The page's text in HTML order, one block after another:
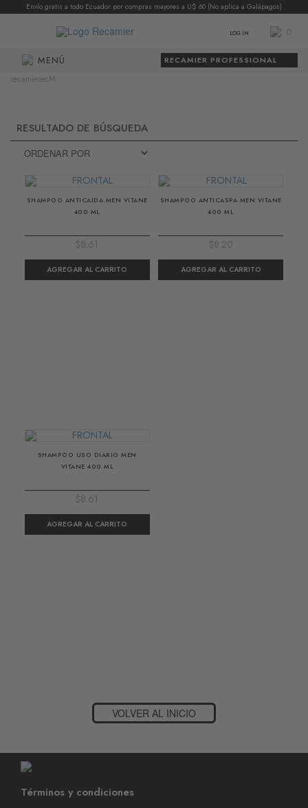
Envío gratis a todo Ecuador por compras mayores a U$ 60 (No aplica a Galápagos)
LOG IN 0
MENÚ RECAMIER PROFESSIONAL
recamierecM
SHAMPOO ANTICAIDA MEN VITANE
400 ML
$8.61
SHAMPOO ANTICASPA MEN VITANE
400 ML
$8.20
SHAMPOO USO DIARIO MEN
VITANE 400 ML
$8.61
VOLVER AL INICIO
Términos y condiciones